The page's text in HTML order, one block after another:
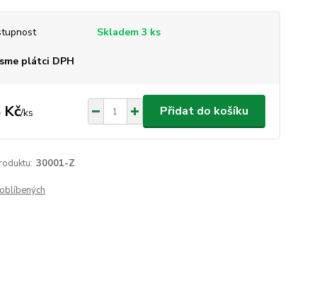
Skladem 3 ks
plátci DPH
Kč/ks Přidat do košíku
30001-Z